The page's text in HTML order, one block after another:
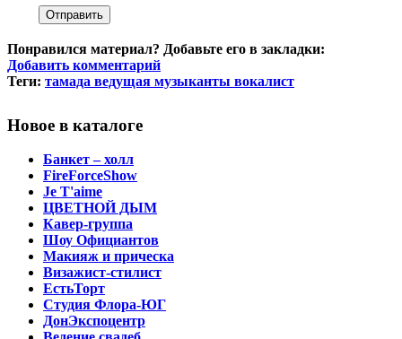
Понравился материал? Добавьте его в закладки:
Добавить комментарий
Теги: тамада ведущая музыканты вокалист
Новое в каталоге
Банкет – холл
FireForceShow
Je T'aime
ЦВЕТНОЙ ДЫМ
Кавер-группа
Шоу Официантов
Макияж и прическа
Визажист-стилист
ЕстьТорт
Студия Флора-ЮГ
ДонЭкспоцентр